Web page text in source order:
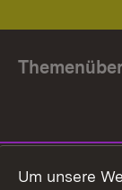
Um unsere